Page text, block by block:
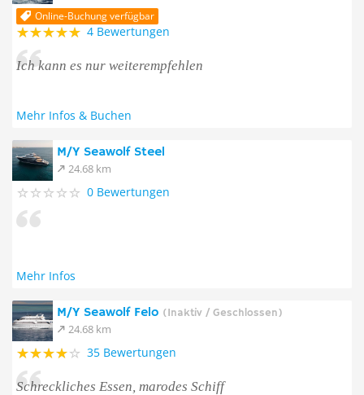
Online-Buchung verfügbar
4 Bewertungen
Ich kann es nur weiterempfehlen
Mehr Infos & Buchen
M/Y Seawolf Steel
24.68 km
0 Bewertungen
Mehr Infos
M/Y Seawolf Felo (Inaktiv / Geschlossen)
24.68 km
35 Bewertungen
Schreckliches Essen, marodes Schiff